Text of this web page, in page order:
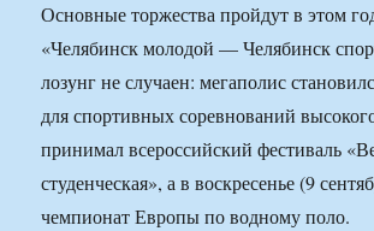
Основные торжества пройдут в этом
«Челябинск молодой — Челябинск
лозунг не случаен: мегаполис
для спортивных соревнований
принимал всероссийский фестиваль
студенческая», а в воскресенье (9
чемпионат Европы по водному поло.